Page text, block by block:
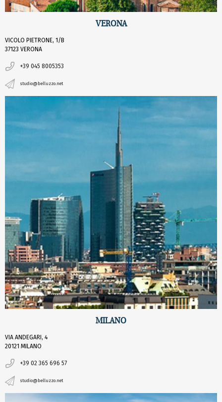
VERONA
VICOLO PIETRONE, 1/B
37123 VERONA
+39 045 8005353
studio@belluzzo.net
MILANO
VIA ANDEGARI, 4
20121 MILANO
+39 02 365 696 57
studio@belluzzo.net